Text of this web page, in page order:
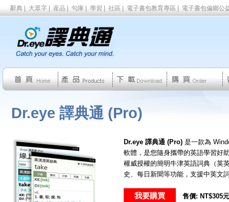
辭典 大眾字 産品 句庫 學習 社區 電子書包教育專區 電子書包偏鄉公
Dr.eye 譯典通 (Pro)
Dr.eye 譯典通 (Pro) 是一款為
軟體，是您隨身攜帶的英語學習好
權威授權的簡明牛津英語詞典（英
史、每日新聞等功能，支援中英文
我要購買 售價: NT$305元